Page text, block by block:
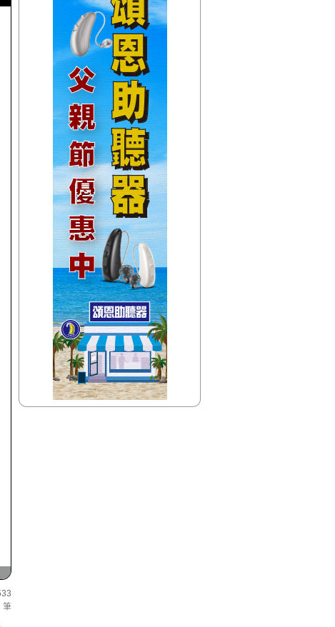
筆
(宜蘭)
午茶DJ-SoWhat
【Next】
(宜蘭)不累DJ-Bibi趙之璧
【HitFm正在進行】
(花東)
元氣音樂
【Next】
(花東)不累DJ-Bibi趙之璧